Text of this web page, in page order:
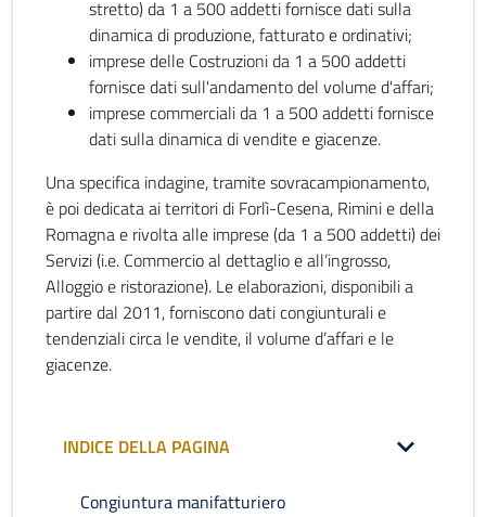
stretto) da 1 a 500 addetti fornisce dati sulla
dinamica di produzione, fatturato e ordinativi;
imprese delle Costruzioni da 1 a 500 addetti
fornisce dati sull'andamento del volume d'affari;
imprese commerciali da 1 a 500 addetti fornisce
dati sulla dinamica di vendite e giacenze.
Una specifica indagine, tramite sovracampionamento,
è poi dedicata ai territori di Forlì-Cesena, Rimini e della
Romagna e rivolta alle imprese (da 1 a 500 addetti) dei
Servizi (i.e. Commercio al dettaglio e all’ingrosso,
Alloggio e ristorazione). Le elaborazioni, disponibili a
partire dal 2011, forniscono dati congiunturali e
tendenziali circa le vendite, il volume d’affari e le
giacenze.
INDICE DELLA PAGINA
Congiuntura manifatturiero